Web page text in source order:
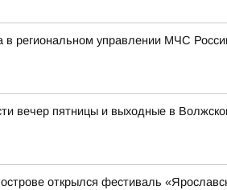
региональном управлении МЧС
вечер пятницы и выходные в
открылся фестиваль